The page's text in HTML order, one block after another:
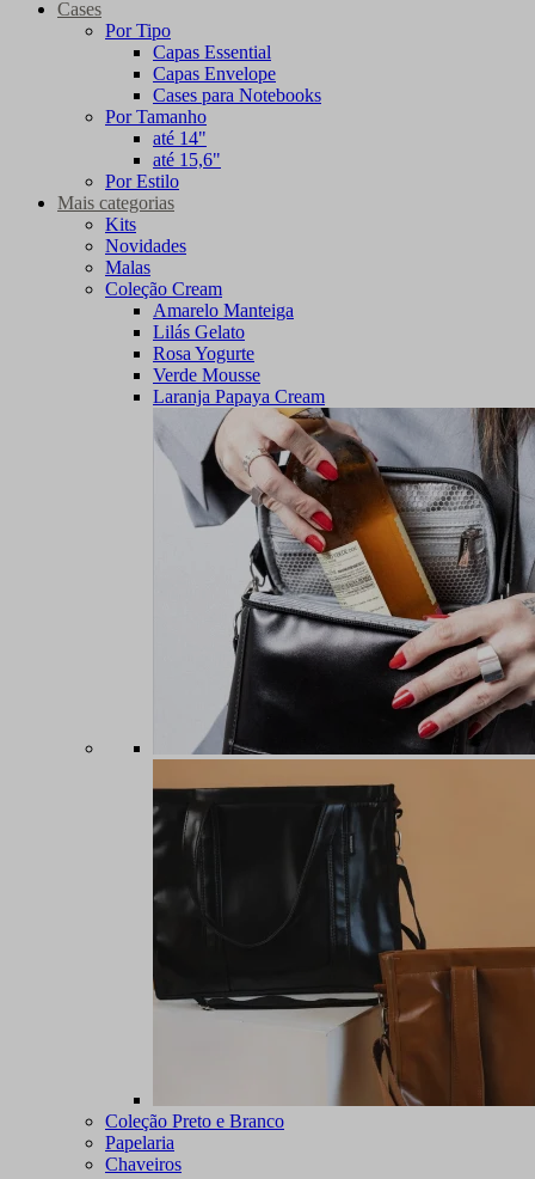
Cases
Por Tipo
Capas Essential
Capas Envelope
Cases para Notebooks
Por Tamanho
até 14"
até 15,6"
Por Estilo
Mais categorias
Kits
Novidades
Malas
Coleção Cream
Amarelo Manteiga
Lilás Gelato
Rosa Yogurte
Verde Mousse
Laranja Papaya Cream
Coleção Preto e Branco
Papelaria
Chaveiros